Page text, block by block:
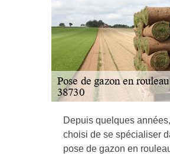
Depuis quelques
choisi de se spécialiser
pose de gazon en